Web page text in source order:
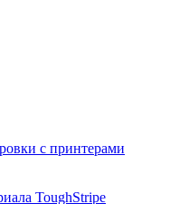
с принтерами
ToughStripe